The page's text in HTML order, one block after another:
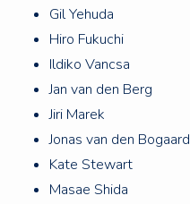
Gil Yehuda
Hiro Fukuchi
Ildiko Vancsa
Jan van den Berg
Jiri Marek
Jonas van den Bogaard
Kate Stewart
Masae Shida